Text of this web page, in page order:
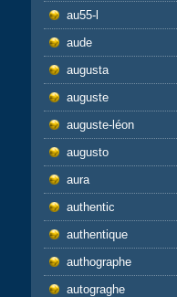
au55-l
aude
augusta
auguste
auguste-léon
augusto
aura
authentic
authentique
authographe
autograghe